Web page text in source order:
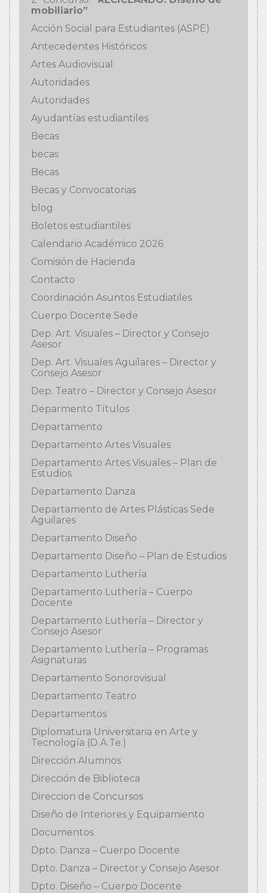
mobiliario”
Acción Social para Estudiantes (ASPE)
Antecedentes Históricos
Artes Audiovisual
Autoridades
Autoridades
Ayudantías estudiantiles
Becas
becas
Becas
Becas y Convocatorias
blog
Boletos estudiantiles
Calendario Académico 2026
Comisión de Hacienda
Contacto
Coordinación Asuntos Estudiatiles
Cuerpo Docente Sede
Dep. Art. Visuales – Director y Consejo
Asesor
Dep. Art. Visuales Aguilares – Director y
Consejo Asesor
Dep. Teatro – Director y Consejo Asesor
Deparmento Títulos
Departamento
Departamento Artes Visuales
Departamento Artes Visuales – Plan de
Estudios
Departamento Danza
Departamento de Artes Plásticas Sede
Aguilares
Departamento Diseño
Departamento Diseño – Plan de Estudios
Departamento Luthería
Departamento Luthería – Cuerpo
Docente
Departamento Luthería – Director y
Consejo Asesor
Departamento Luthería – Programas
Asignaturas
Departamento Sonorovisual
Departamento Teatro
Departamentos
Diplomatura Universitaria en Arte y
Tecnología (D.A.Te.)
Dirección Alumnos
Dirección de Biblioteca
Direccion de Concursos
Diseño de Interiores y Equipamiento
Documentos
Dpto. Danza – Cuerpo Docente
Dpto. Danza – Director y Consejo Asesor
Dpto. Diseño – Cuerpo Docente